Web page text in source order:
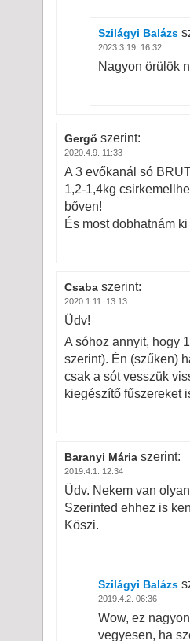
Szilágyi Balázs
2023.3.19. 16:32
Nagyon örülök
Gergő szerint:
2020.4.9. 11:33
A 3 evőkanál só
1,2-1,4kg
bőven!
És most dobhatnám
Csaba szerint:
2020.1.11. 13:13
Üdv!
A sóhoz annyit, hogy
szerint). Én (szűken)
csak a sót vesszük
kiegészítő fűszereket
Baranyi Mária szerint:
2019.4.1. 12:34
Üdv. Nekem van
Szerinted ehhez is
Köszi.
Szilágyi Balázs
2019.4.2. 06:36
Wow, ez
vegyesen, ha